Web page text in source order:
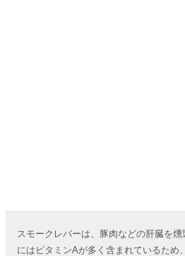
スモークレバーは、豚肉などの肝臓を
にはビタミンAが多く含まれているため